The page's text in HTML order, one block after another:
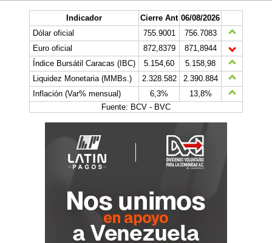
Indicador Cierre Ant 06/08/2026
Dólar oficial
755.9001
756.7083
Euro oficial
872,8379
871,8944
Índice Bursátil Caracas (IBC)
5.154,60
5.158,98
Liquidez Monetaria (MMBs.)
2.328.582
2.390.884
Inflación (Var% mensual)
6,3%
13,8%
Fuente: BCV - BVC